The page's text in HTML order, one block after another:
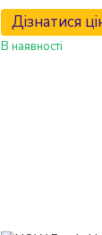
Дізнатися
В наявності